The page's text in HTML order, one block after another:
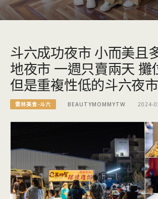
斗六成功夜市 小而美且
地夜市 一週只賣兩天 攤
但是重複性低的斗六夜市
雲林美食-斗六 BEAUTYMOMMYTW 2024-